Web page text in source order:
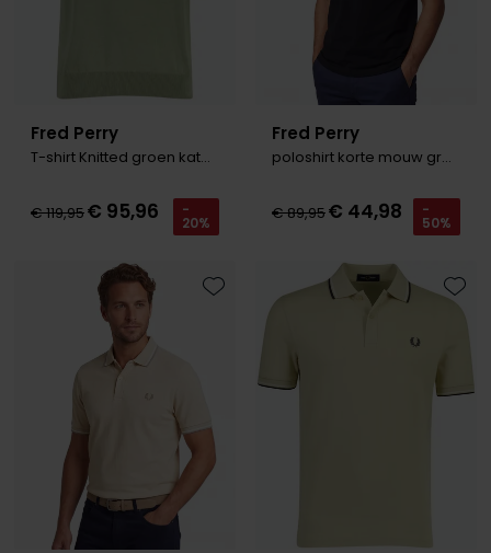
Fred Perry
T-shirt Knitted groen katoen
€ 119,95€ 95,96 -
20%
Fred Perry
poloshirt korte mouw groen
€ 89,95€ 44,98 -
50%
Toevoegen aan favorieten